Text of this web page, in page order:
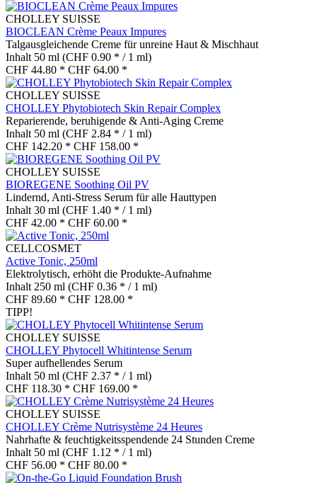
CHOLLEY SUISSE
BIOCLEAN Crème Peaux Impures
Talgausgleichende Creme für unreine Haut & Mischhaut
Inhalt 50 ml (CHF 0.90 * / 1 ml)
CHF 44.80 * CHF 64.00 *
CHOLLEY SUISSE
CHOLLEY Phytobiotech Skin Repair Complex
Reparierende, beruhigende & Anti-Aging Creme
Inhalt 50 ml (CHF 2.84 * / 1 ml)
CHF 142.20 * CHF 158.00 *
CHOLLEY SUISSE
BIOREGENE Soothing Oil PV
Lindernd, Anti-Stress Serum für alle Hauttypen
Inhalt 30 ml (CHF 1.40 * / 1 ml)
CHF 42.00 * CHF 60.00 *
CELLCOSMET
Active Tonic, 250ml
Elektrolytisch, erhöht die Produkte-Aufnahme
Inhalt 250 ml (CHF 0.36 * / 1 ml)
CHF 89.60 * CHF 128.00 *
TIPP!
CHOLLEY SUISSE
CHOLLEY Phytocell Whitintense Serum
Super aufhellendes Serum
Inhalt 50 ml (CHF 2.37 * / 1 ml)
CHF 118.30 * CHF 169.00 *
CHOLLEY SUISSE
CHOLLEY Crème Nutrisystème 24 Heures
Nahrhafte & feuchtigkeitsspendende 24 Stunden Creme
Inhalt 50 ml (CHF 1.12 * / 1 ml)
CHF 56.00 * CHF 80.00 *